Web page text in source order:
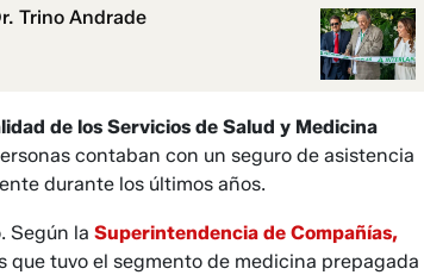
Trino Andrade
de los Ser­vicios de Salud y Medicina
contaban con un se­guro de asistencia
durante los últimos años.
Según la Su­perintendencia de Compañías,
tuvo el segmento de medicina prepagada